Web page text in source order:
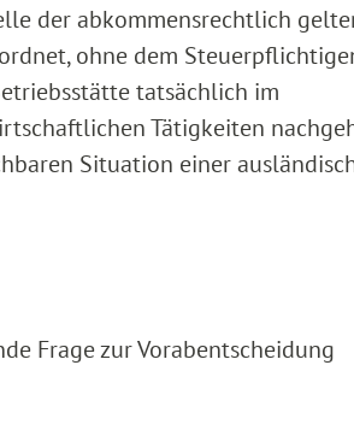
der abkommensrechtlich
ohne dem
tatsächlich im
Tätigkeiten
Situation einer
Frage zur Vorabentscheidung